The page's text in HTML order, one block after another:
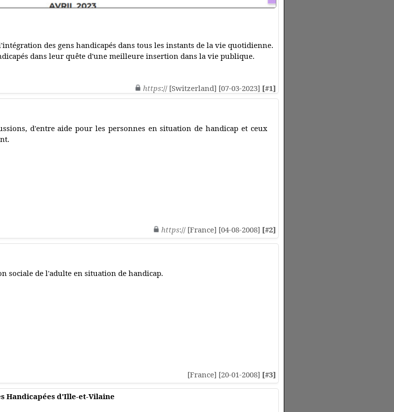
des gens handicapés dans tous les instants de la vie quotidienne.
dans leur quête d'une meilleure insertion dans la vie publique.
https:// [Switzerland] [07-03-2023] [#1]
d'entre aide pour les personnes en situation de handicap et ceux
https:// [France] [04-08-2008] [#2]
sociale de l'adulte en situation de handicap.
[France] [20-01-2008] [#3]
Handicapées d'Ille-et-Vilaine